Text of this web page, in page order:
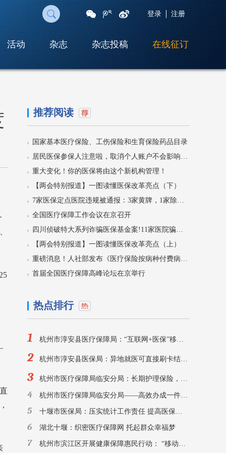
扫
网
页
分
享
朋
友
圈
登录 注册
活动 杂志 杂志投稿 在线征订
推荐阅读
国家基本医疗保险、工伤保险和生育保险药品目录
居民医保参保人注意啦，取消个人账户不会影响门诊待遇！
重大变化！你的医保将由这个新机构管理！
【两会特别报道】一图读懂医保改革亮点（下）
7家医保定点医院违规被通报：3家黄牌，1家除名！
全国医疗保障工作会议在京召开
四川侦破特大系列诈骗医保基金案!11家医院骗保5400万，59人被刑拘！
【两会特别报道】一图读懂医保改革亮点（上）
重磅消息！人社部发布《医疗保险按病种付费病种推荐目录》
首届全国医疗保障高峰论坛在京举行
热点排行
1 杭州市淳安县医疗保障局：“互联网+医保”移动支付让山区群众看病配药不再难
2 杭州市淳安县医保局：异地就医可直接刷卡结算，方便!
3 杭州市医疗保障局临安分局：长期护理保险，为失能家庭撑起“保护伞”
4 杭州市医疗保障局临安分局——高效办成一件事，做好医保便民惠民实事
5 十堰市医保局：压实统计工作责任 提高医保数据质量
6 湖北十堰：织密医疗保障网 托起群众幸福梦
7 杭州市滨江区开展健康保障惠民行动： “移动审批车”开进园区，医保助企直达“家”门口